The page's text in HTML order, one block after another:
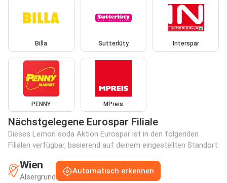
Billa Sutterlüty Interspar
PENNY MPreis
Nächstgelegene Eurospar Filiale
Dieses Lemon soda Aktion Eurospar ist in den folgenden
Filialen verfügbar, basierend auf deinem eingestellten Standort:
Wien
Alsergrund
Automatisch erkennen